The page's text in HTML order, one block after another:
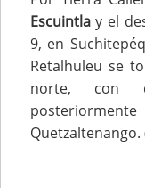
Escuintlay el
9, en
Retalhuleu se
norte, con